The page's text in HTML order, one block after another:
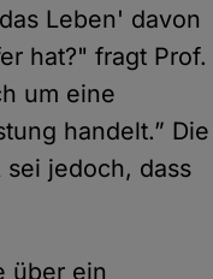
Leben' davon
hat?" fragt Prof.
um eine
handelt.” Die
jedoch, dass
über ein